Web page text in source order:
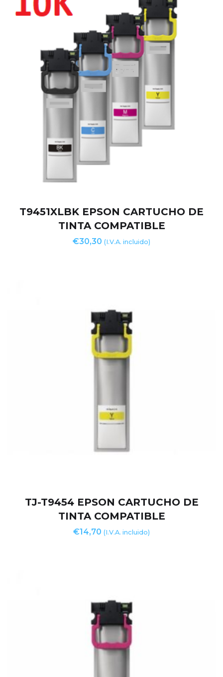
T9451XLBK EPSON CARTUCHO DE
TINTA COMPATIBLE
€30,30 (I.V.A. incluido)
TJ-T9454 EPSON CARTUCHO DE
TINTA COMPATIBLE
€14,70 (I.V.A. incluido)